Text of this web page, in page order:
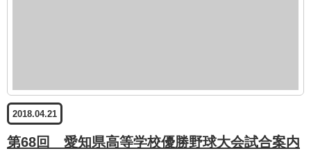
2018.04.21
第68回 愛知県高等学校優勝野球大会試合案内